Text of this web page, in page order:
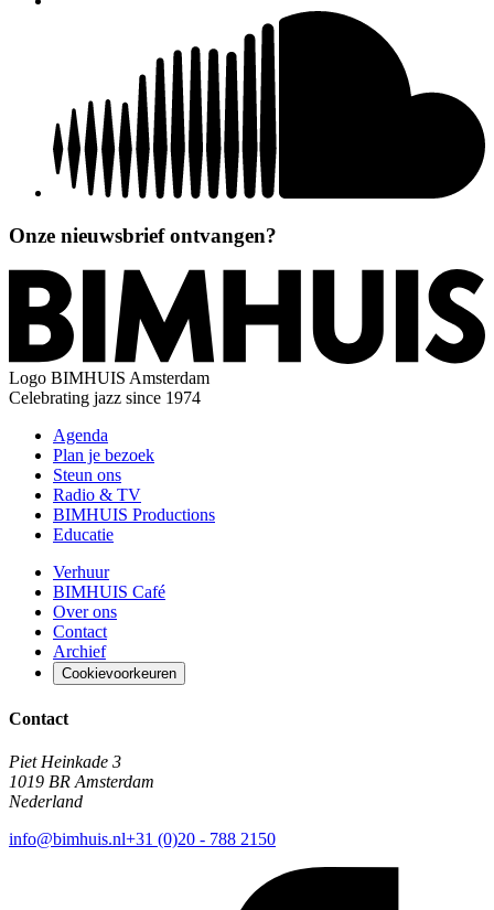
Onze nieuwsbrief ontvangen?
Logo BIMHUIS Amsterdam
Celebrating jazz since 1974
Agenda
Plan je bezoek
Steun ons
Radio & TV
BIMHUIS Productions
Educatie
Verhuur
BIMHUIS Café
Over ons
Contact
Archief
Cookievoorkeuren
Contact
Piet Heinkade 3
1019 BR Amsterdam
Nederland
info@bimhuis.nl+31 (0)20 - 788 2150